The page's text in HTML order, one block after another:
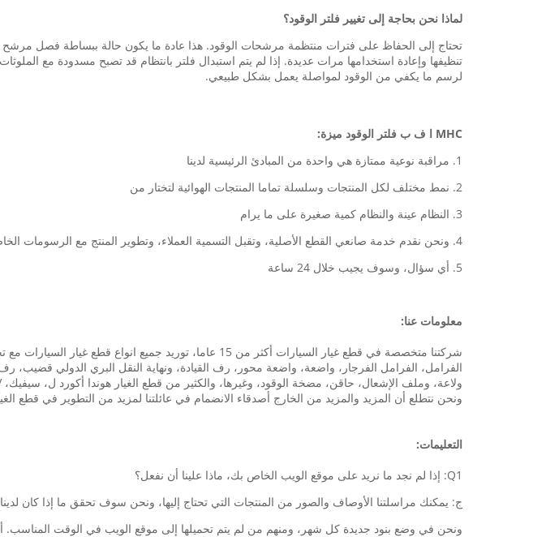
لماذا نحن بحاجة إلى تغيير فلتر الوقود؟
تحتاج إلى الحفاظ على فترات منتظمة مرشحات الوقود. هذا عادة ما يكون حالة ببساطة فصل
تنظيفها وإعادة استخدامها مرات عديدة. إذا لم يتم استبدال فلتر بانتظام قد تصبح مسدودة مع
لرسم ما يكفي من الوقود لمواصلة يعمل بشكل طبيعي.
MHC ا ف ب فلتر الوقود ميزة:
1. مراقبة نوعية ممتازة هي واحدة من المبادئ الرئيسية لدينا
2. نمط مختلف لكل المنتجات وسلسلة تماما المنتجات الهوائية لتختار من
3. النظام عينة والنظام كمية صغيرة على ما يرام
4. ونحن نقدم خدمة صانعي القطع الأصلية، وتقبل التسمية العملاء، وتطوير المنتج مع الرسومات الخاصة بك أو عينات
5. أي سؤال، وسوف يجيب خلال 24 ساعة
معلومات عنا:
شركتنا متخصصة في قطع غيار السيارات أكثر من 15 عاما، توريد
الفرامل، الفرامل الفرجار، واضعة، واضعة محور، رف القيادة، ونهاية النقل البري الدولي قضيب،
ولاعة، وملف الإشعال، حاقن، مضخة الوقود، وغيرها، والكثير من قطع الغيار هوندا أكورد ل، سيفيك، CRV، صالح، مدينة، أوديسي.
ونحن نتطلع أن المزيد والمزيد من الخارج أصدقاء الانضمام في عائلتنا لمزيد من التطوير في قطع
التعليمات:
Q1: إذا لم نجد ما نريد على موقع الويب الخاص بك، ماذا علينا أن نفعل؟
ج: يمكنك مراسلتنا الأوصاف والصور من المنتجات التي تحتاج إليها، ونحن سوف تحقق ما إذا كان
ونحن في وضع بنود جديدة كل شهر، ومنهم من لم يتم تحميلها إلى موقع الويب في الوقت المناسب.